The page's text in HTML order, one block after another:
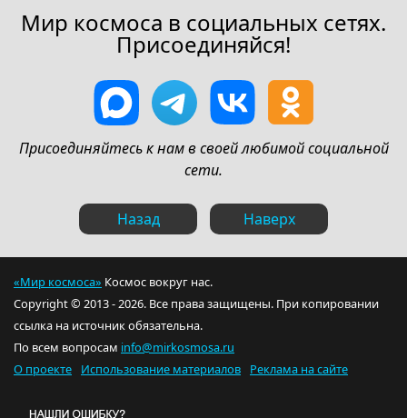
Мир космоса в социальных сетях.
Присоединяйся!
Присоединяйтесь к нам в своей любимой социальной
сети.
Назад Наверх
«Мир космоса» Космос вокруг нас.
Copyright © 2013 - 2026. Все права защищены. При копировании
ссылка на источник обязательна.
По всем вопросам info@mirkosmosa.ru
О проекте
Использование материалов Реклама на сайте